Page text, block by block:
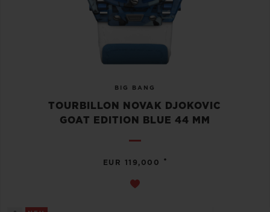
BIG BANG
TOURBILLON NOVAK DJOKOVIC
GOAT EDITION BLUE 44 MM
EUR 119,000 •